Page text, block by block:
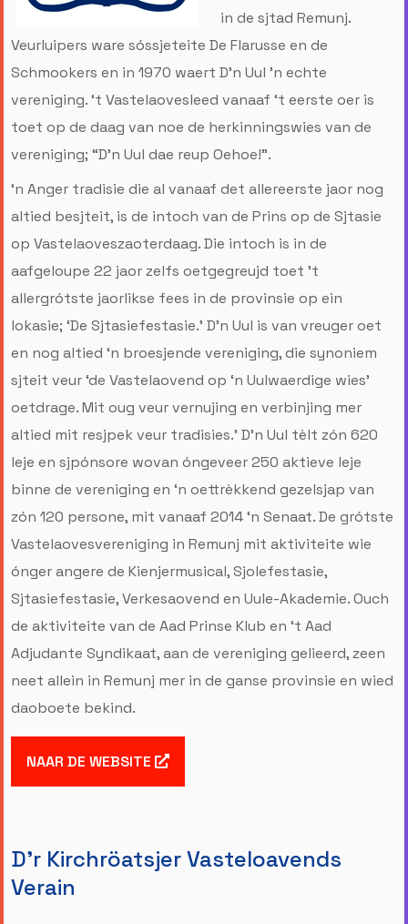
in de sjtad Remunj.
Veurluipers ware sóssjeteite De Flarusse en de
Schmookers en in 1970 waert D’n Uul ’n echte
vereniging. ‘t Vastelaovesleed vanaaf ‘t eerste oer is
toet op de daag van noe de herkinningswies van de
vereniging; “D’n Uul dae reup Oehoe!”.
‘n Anger tradisie die al vanaaf det allereerste jaor nog
altied besjteit, is de intoch van de Prins op de Sjtasie
op Vastelaoveszaoterdaag. Die intoch is in de
aafgeloupe 22 jaor zelfs oetgegreujd toet ’t
allergrótste jaorlikse fees in de provinsie op ein
lokasie; ‘De Sjtasiefestasie.’ D’n Uul is van vreuger oet
en nog altied ‘n broesjende vereniging, die synoniem
sjteit veur ‘de Vastelaovend op ‘n Uulwaerdige wies’
oetdrage. Mit oug veur vernujing en verbinjing mer
altied mit resjpek veur tradisies.’ D’n Uul tèlt zón 620
leje en sjpónsore wovan óngeveer 250 aktieve leje
binne de vereniging en ‘n oettrèkkend gezelsjap van
zón 120 persone, mit vanaaf 2014 ‘n Senaat. De grótste
Vastelaovesvereniging in Remunj mit aktiviteite wie
ónger angere de Kienjermusical, Sjolefestasie,
Sjtasiefestasie, Verkesaovend en Uule-Akademie. Ouch
de aktiviteite van de Aad Prinse Klub en ‘t Aad
Adjudante Syndikaat, aan de vereniging gelieerd, zeen
neet allein in Remunj mer in de ganse provinsie en wied
daoboete bekind.
NAAR DE WEBSITE
D’r Kirchröatsjer Vasteloavends
Verain